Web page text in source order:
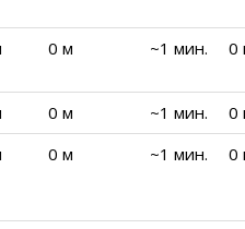
0 м ~1 мин. 0
0 м ~1 мин.
0
0 м ~1 мин. 0